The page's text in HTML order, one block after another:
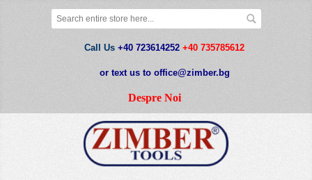
Call Us +40 723614252 +40 735785612
or text us to office@zimber.bg
Despre Noi